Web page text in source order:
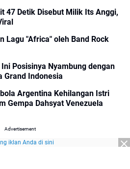
47 Detik Disebut Milik Its Anggi,
Lagu "Africa" oleh Band Rock
Posisinya Nyambung dengan
Grand Indonesia
Argentina Kehilangan Istri
Gempa Dahsyat Venezuela
Advertisement
iklan Anda di sini